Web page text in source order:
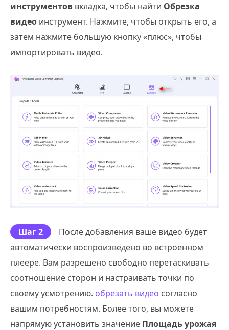
инструментов вкладка, чтобы найти Обрезка
видео инструмент. Нажмите, чтобы открыть его, а
затем нажмите большую кнопку «плюс», чтобы
импортировать видео.
Шаг 2
После добавления ваше видео будет
автоматически воспроизведено во встроенном
плеере. Вам разрешено свободно перетаскивать
соотношение сторон и настраивать точки по
своему усмотрению. обрезать видео согласно
вашим потребностям. Более того, вы можете
напрямую установить значение Площадь урожая